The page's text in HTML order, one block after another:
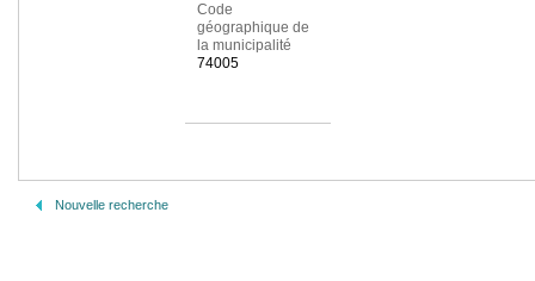
Code
géographique de
la municipalité
74005
Nouvelle recherche